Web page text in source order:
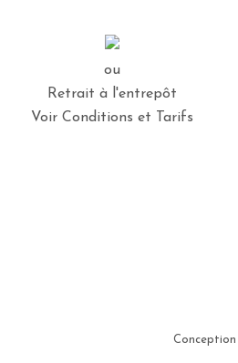
ou
Retrait à l'entrepôt
Voir Conditions et Tarifs
Conception